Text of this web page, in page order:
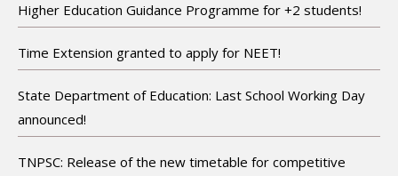
Higher Education Guidance Programme for +2 students!
Time Extension granted to apply for NEET!
State Department of Education: Last School Working Day
announced!
TNPSC: Release of the new timetable for competitive